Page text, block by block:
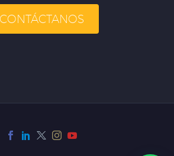
CONTÁCTANOS